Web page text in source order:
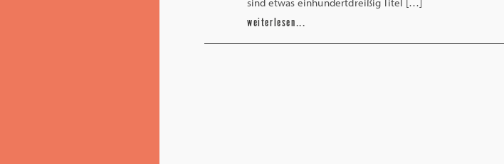
weiterlesen...